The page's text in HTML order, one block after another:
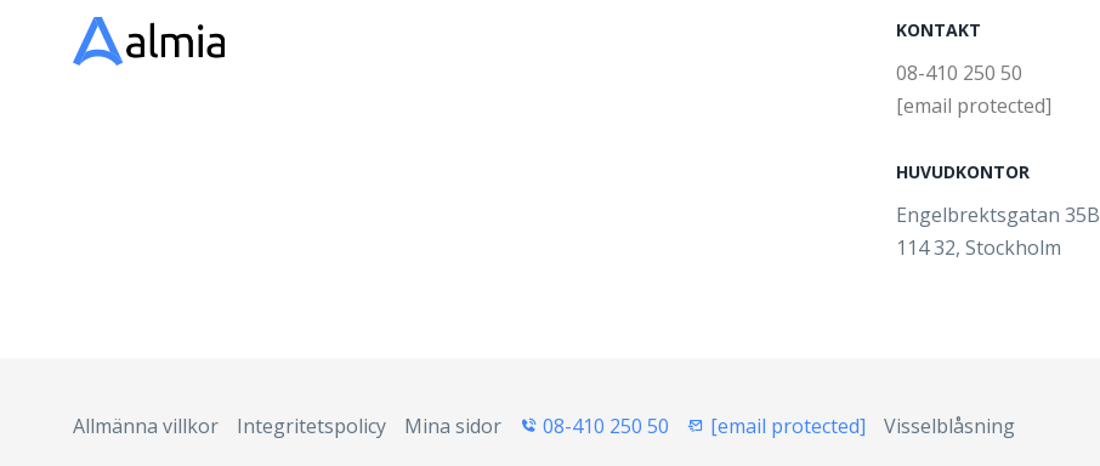
KONTAKT
08-410 250 50
[email protected]
HUVUDKONTOR
Engelbrektsgatan 35B
114 32, Stockholm
Allmänna villkor Integritetspolicy Mina sidor 08-410 250 50 [email protected] Visselblåsning